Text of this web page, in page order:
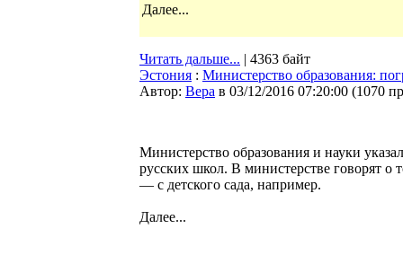
Далее...
Читать дальше... | 4363 байт
Эстония : Министерство образования:
Автор: Bepa в 03/12/2016 07:20:00 (1070
Министерство образования и науки
русских школ. В министерстве говорят о
— с детского сада, например.
Далее...